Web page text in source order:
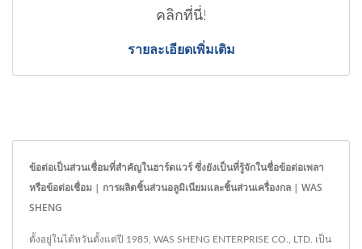
คลิกที่นี่!
รายละเอียดเพิ่มเติม
ข้อต่อเป็นส่วนเชื่อมที่สำคัญในฮาร์ดแวร์ ซึ่งยังเป็นที่รู้จักในชื่อข้อต่อเพลา
หรือข้อต่อเชื่อม | การผลิตชิ้นส่วนอลูมิเนียมและชิ้นส่วนเครื่องกล | WAS
SHENG
ตั้งอยู่ในไต้หวันตั้งแต่ปี 1985, WAS SHENG ENTERPRISE CO., LTD. เป็น